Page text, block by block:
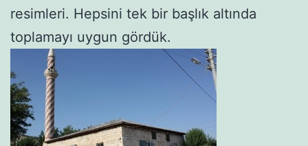
resimleri. Hepsini tek bir başlık altında
toplamayı uygun gördük.